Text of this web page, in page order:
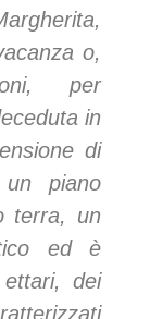
o,
per
in
di
piano
terra, un
ed è
dei